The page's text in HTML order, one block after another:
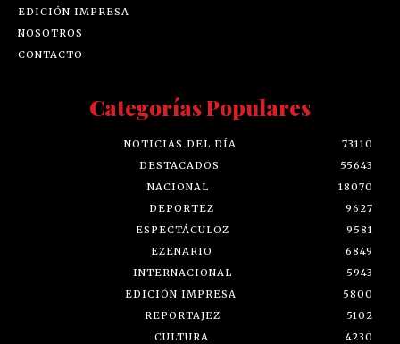
EDICIÓN IMPRESA
NOSOTROS
CONTACTO
Categorías Populares
NOTICIAS DEL DÍA
73110
DESTACADOS
55643
NACIONAL
18070
DEPORTEZ
9627
ESPECTÁCULOZ
9581
EZENARIO
6849
INTERNACIONAL
5943
EDICIÓN IMPRESA
5800
REPORTAJEZ
5102
CULTURA
4230